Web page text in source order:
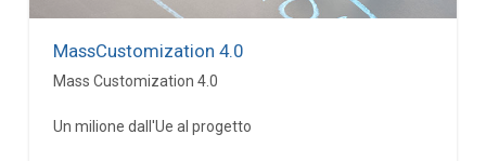
MassCustomization 4.0
Mass Customization 4.0
Un milione dall'Ue al progetto